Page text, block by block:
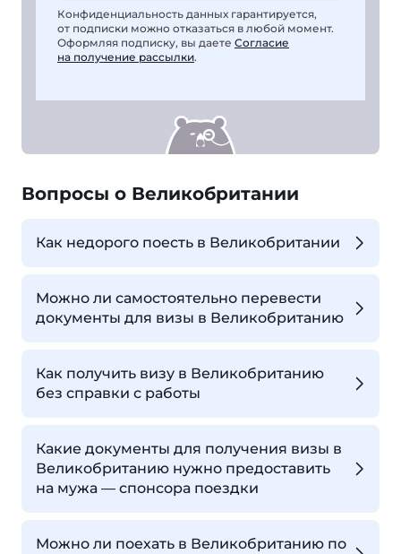
Конфиденциальность данных гарантируется,
от подписки можно отказаться в любой момент.
Оформляя подписку, вы даете Согласие
на получение рассылки.
Вопросы о Великобритании
Как недорого поесть в Великобритании
Можно ли самостоятельно перевести
документы для визы в Великобританию
Как получить визу в Великобританию
без справки с работы
Какие документы для получения визы в
Великобританию нужно предоставить
на мужа — спонсора поездки
Можно ли поехать в Великобританию по